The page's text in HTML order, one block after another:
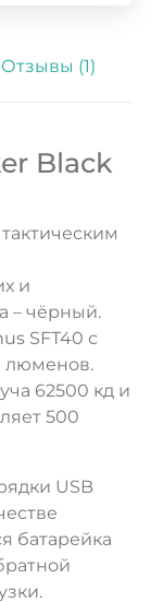
Отзывы (1)
Black
и
– чёрный.
SFT40 с
люменов.
62500 кд и
500
USB
батарейка